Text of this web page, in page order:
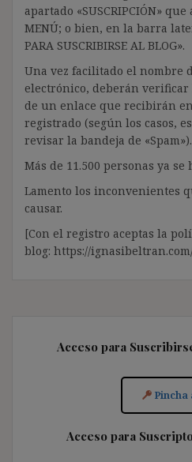
apartado «SUSCRIPCIÓN»
MENÚ; o bien, en la barra
PARA SUSCRIBIRSE AL BLOG».
Una vez facilitado el nombre
electrónico, deberán verificar
de un enlace que recibirán
registrado (según los casos,
revisar la bandeja de «Spam»).
Más de 11.500 personas ya
Lamento los inconvenientes
causar.
[Con el registro aceptas la
blog: https://
Acceso para
Pincha
Acceso para